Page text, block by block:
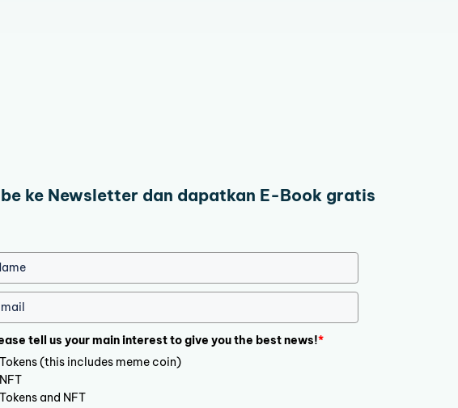
ke Newsletter dan dapatkan E-Book gratis
tell us your main interest to give you the best news!*
Tokens (this includes meme coin)
NFT
Tokens and NFT